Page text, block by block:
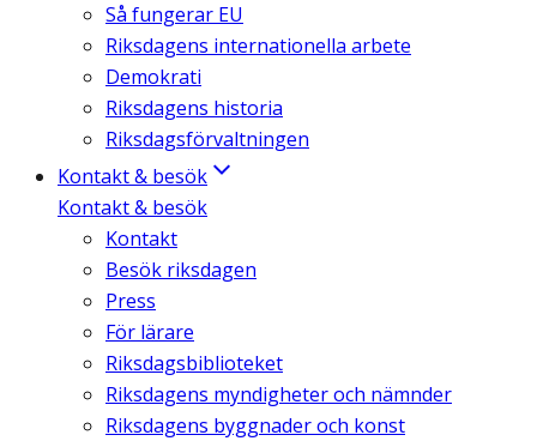
Så fungerar EU
Riksdagens internationella arbete
Demokrati
Riksdagens historia
Riksdagsförvaltningen
Kontakt & besök
Kontakt & besök
Kontakt
Besök riksdagen
Press
För lärare
Riksdagsbiblioteket
Riksdagens myndigheter och nämnder
Riksdagens byggnader och konst